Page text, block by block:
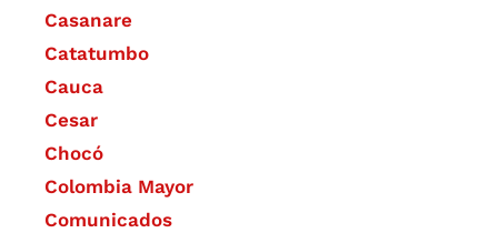
Casanare
Catatumbo
Cauca
Cesar
Chocó
Colombia Mayor
Comunicados